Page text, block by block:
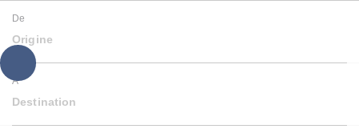
De
Origine
À
Destination